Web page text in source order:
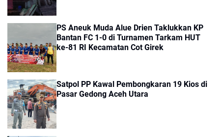
PS Aneuk Muda Alue Drien Taklukkan KP
Bantan FC 1-0 di Turnamen Tarkam HUT
ke-81 RI Kecamatan Cot Girek
Satpol PP Kawal Pembongkaran 19 Kios di
Pasar Gedong Aceh Utara